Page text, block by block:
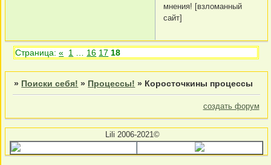
мнения! [взломанный
сайт]
Страница:« 1 16 17 18
» Поиски себя! » Процессы! » Коросточкины процессы
создать форум
Lili 2006-2021©